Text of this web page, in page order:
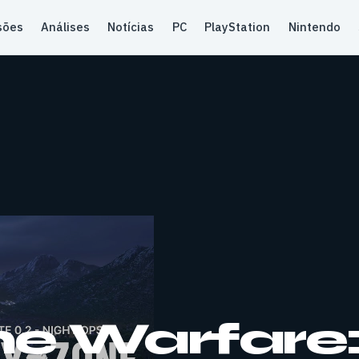
Análises Notícias PC PlayStation Nintendo
Warfare: